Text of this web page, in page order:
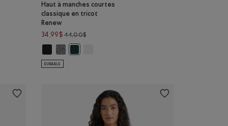
NOIR Couleur
SEL ET POIVRE Couleur
Renew: BLANC Couleur
en tricot Renew: MLNG VARSITY VERT Couleur
Haut à manches courtes
classique en tricot
Renew
34,99$ 44,00$Prix réduit de 44,00$ à 34,99$
Haut à manches courtes classique en tricot Renew: NOIR
Haut à manches courtes classique en tricot Renew: SEL
DURABLE